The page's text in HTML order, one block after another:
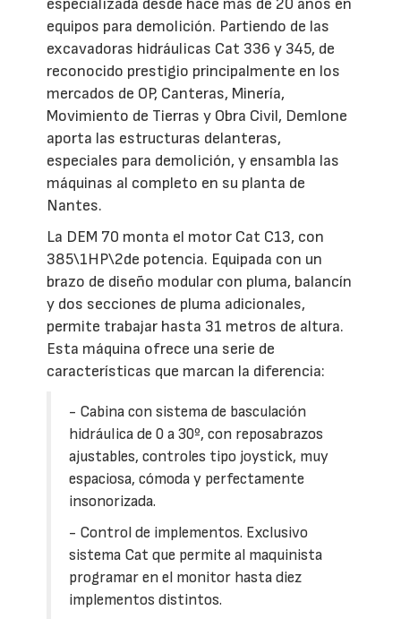
especializada desde hace más de 20 años en
equipos para demolición. Partiendo de las
excavadoras hidráulicas Cat 336 y 345, de
reconocido prestigio principalmente en los
mercados de OP, Canteras, Minería,
Movimiento de Tierras y Obra Civil, Demlone
aporta las estructuras delanteras,
especiales para demolición, y ensambla las
máquinas al completo en su planta de
Nantes.
La DEM 70 monta el motor Cat C13, con
385\1HP\2de potencia. Equipada con un
brazo de diseño modular con pluma, balancín
y dos secciones de pluma adicionales,
permite trabajar hasta 31 metros de altura.
Esta máquina ofrece una serie de
características que marcan la diferencia:
- Cabina con sistema de basculación
hidráulica de 0 a 30º, con reposabrazos
ajustables, controles tipo joystick, muy
espaciosa, cómoda y perfectamente
insonorizada.
- Control de implementos. Exclusivo
sistema Cat que permite al maquinista
programar en el monitor hasta diez
implementos distintos.